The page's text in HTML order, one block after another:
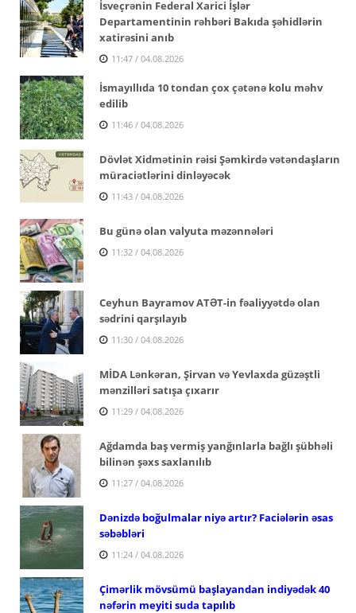
İsveçrənin Federal Xarici İşlər
Departamentinin rəhbəri Bakıda şəhidlərin
xatirəsini anıb
11:47 / 04.08.2026
İsmayıllıda 10 tondan çox çətənə kolu məhv
edilib
11:46 / 04.08.2026
Dövlət Xidmətinin rəisi Şəmkirdə vətəndaşların
müraciətlərini dinləyəcək
11:43 / 04.08.2026
Bu günə olan valyuta məzənnələri
11:32 / 04.08.2026
Ceyhun Bayramov ATƏT-in fəaliyyətdə olan
sədrini qarşılayıb
11:30 / 04.08.2026
MİDA Lənkəran, Şirvan və Yevlaxda güzəştli
mənzilləri satışa çıxarır
11:29 / 04.08.2026
Ağdamda baş vermiş yanğınlarla bağlı şübhəli
bilinən şəxs saxlanılıb
11:27 / 04.08.2026
Dənizdə boğulmalar niyə artır? Faciələrin əsas
səbəbləri
11:24 / 04.08.2026
Çimərlik mövsümü başlayandan indiyədək 40
nəfərin meyiti suda tapılıb